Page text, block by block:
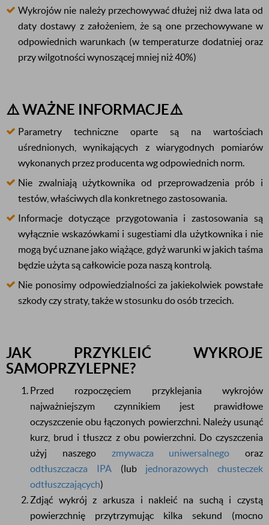
Wykrojów nie należy przechowywać dłużej niż dwa lata od
daty dostawy z założeniem, że są one przechowywane w
odpowiednich warunkach (w temperaturze dodatniej oraz
przy wilgotności wynoszącej mniej niż 40%)
⚠️ WAŻNE INFORMACJE⚠️
Parametry techniczne oparte są na wartościach
uśrednionych, wynikających z wiarygodnych pomiarów
wykonanych przez producenta wg odpowiednich norm.
Nie zwalniają użytkownika od przeprowadzenia prób i
testów, właściwych dla konkretnego zastosowania.
Informacje dotyczące przygotowania i zastosowania są
wyłącznie wskazówkami i sugestiami dla użytkownika i nie
mogą być uznane jako wiążące, gdyż warunki w jakich taśma
będzie użyta są całkowicie poza naszą kontrolą.
Nie ponosimy odpowiedzialności za jakiekolwiek powstałe
szkody czy straty, także w stosunku do osób trzecich.
JAK PRZYKLEIĆ WYKROJE
SAMOPRZYLEPNE?
Przed rozpoczęciem przyklejania wykrojów
najważniejszym czynnikiem jest prawidłowe
oczyszczenie obu łączonych powierzchni. Należy usunąć
kurz, brud i tłuszcz z obu powierzchni. Do czyszczenia
użyj naszego zmywacza uniwersalnego oraz
odtłuszczacza IPA(lub jednorazowych chusteczek
odtłuszczających)
Zdjąć wykrój z arkusza i nakleić na suchą i czystą
powierzchnię przytrzymując kilka sekund (mocno